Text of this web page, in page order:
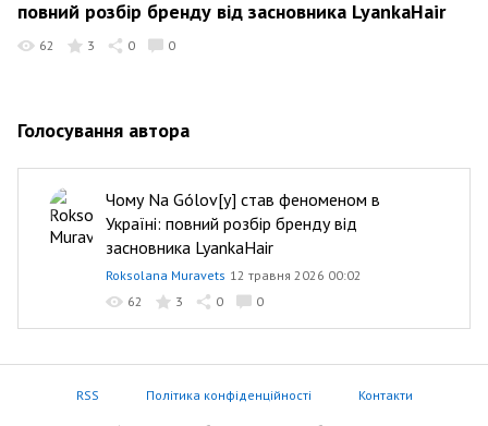
повний розбір бренду від засновника LyankaHair
62 3 0 0
Голосування автора
Чому Na Gólov[y] став феноменом в
Україні: повний розбір бренду від
засновника LyankaHair
Roksolana Muravets 12 травня 2026 00:02
62
3 0 0
RSS Політика конфіденційності Контакти